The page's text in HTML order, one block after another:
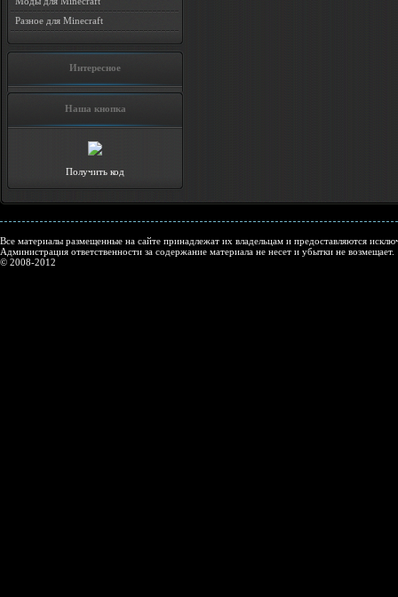
Разное для Minecraft
Интересное
Наша кнопка
Получить код
Все материалы размещенные на сайте принадлежат их владельцам и предоставляются
Администрация ответственности за содержание материала не несет и убытки не возмещает.
© 2008-2012